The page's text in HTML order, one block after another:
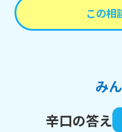
この相
み
辛口の答え